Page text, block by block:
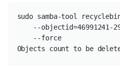
sudo samba-tool
--objectid=46991241-
    --force
Objects count to be